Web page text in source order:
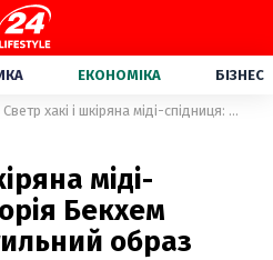
ЕКОНОМІКА БІЗНЕС
Светр хакі і шкіряна міді-спідниця: Вікторія Бекхем демонструє стильний образ
міді-
Бекхем
образ